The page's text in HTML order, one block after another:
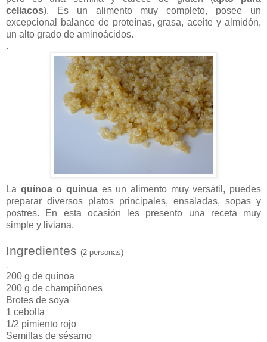
celiacos). Es un alimento muy completo, posee un
excepcional balance de proteínas, grasa, aceite y almidón,
un alto grado de aminoácidos.
.
La quínoa o quinua es un alimento muy versátil, puedes
preparar diversos platos principales, ensaladas, sopas y
postres. En esta ocasión les presento una receta muy
simple y liviana.
Ingredientes (2 personas)
.
200 g de quínoa
200 g de champiñones
Brotes de soya
1 cebolla
1/2 pimiento rojo
Semillas de sésamo